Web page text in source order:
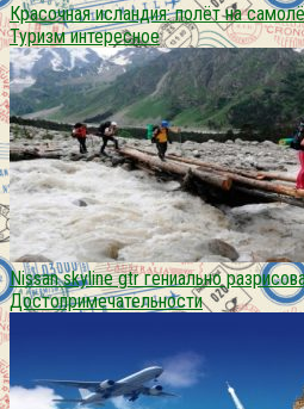
Красочная исландия: полёт на
Туризм интересное
Nissan skyline gtr гениально
Достопримечательности